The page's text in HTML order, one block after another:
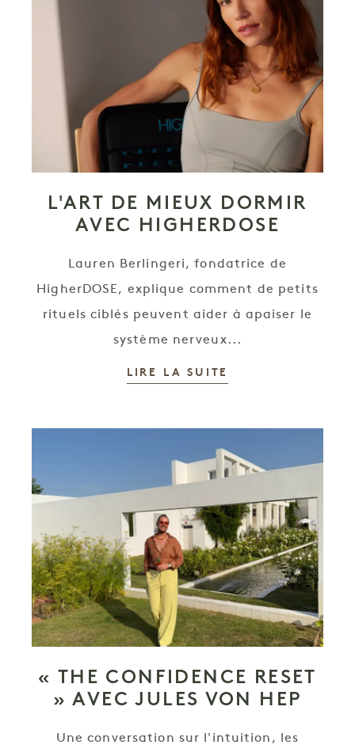
L'ART DE MIEUX DORMIR
AVEC HIGHERDOSE
Lauren Berlingeri, fondatrice de
HigherDOSE, explique comment de petits
rituels ciblés peuvent aider à apaiser le
système nerveux...
LIRE LA SUITE
« THE CONFIDENCE RESET
» AVEC JULES VON HEP
Une conversation sur l'intuition, les